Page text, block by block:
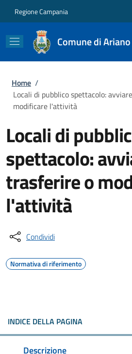
Regione Campania
Comune di
Briciole di pane
Home /
Locali di pubblico spettacolo:
modificare l'attività
Locali di
spettacolo:
trasferire o
l'attività
Condividi
Normativa di riferimento
INDICE DELLA PAGINA
Descrizione